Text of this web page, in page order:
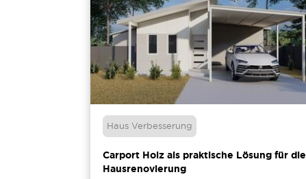
Haus Verbesserung
Carport Holz als praktische Lösung für die
Hausrenovierung